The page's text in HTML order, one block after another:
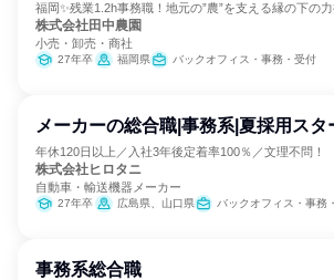
福岡✨残業1.2h事務職！地元の”農”を支える縁の下の
株式会社田中農園
小売・卸売・商社
27年卒 福岡県 バックオフィス・事務・受付
メーカーの総合職|事務系|夏採用スタ
年休120日以上／入社3年後定着率100％／文理不問！
株式会社ヒロタニ
自動車・輸送機器メーカー
27年卒 広島県、山口県 バックオフィス・事務
事務系総合職